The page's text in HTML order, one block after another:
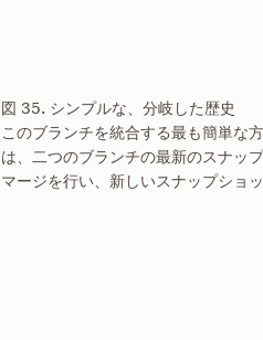
図 35. シンプルな、分岐した歴史
このブランチを統合する最も簡単な
は、二つのブランチの最新のスナッ
マージを行い、新しいスナップショ